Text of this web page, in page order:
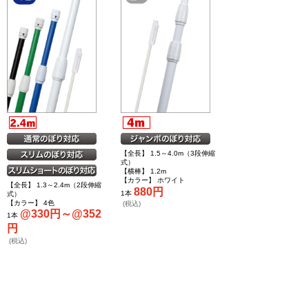
【全長】 1.3～2.4m（2段伸縮
式）
【カラー】 4色
1本 @330円～@352
円
(税込)
【全長】 1.5～4.0m（3段伸縮
式）
【横棒】 1.2m
【カラー】 ホワイト
1本 880円
(税込)